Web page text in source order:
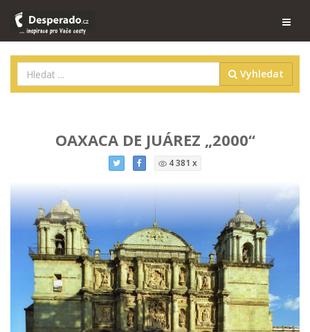
Vyhledat
OAXACA DE JUÁREZ „2000“
4 381 x